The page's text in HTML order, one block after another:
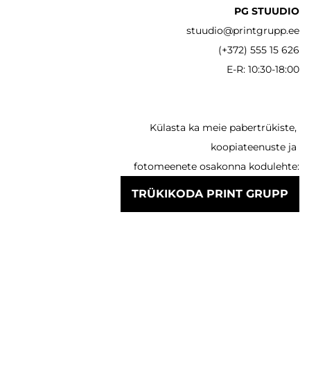
PG STUUDIO
stuudio@printgrupp.ee
(+372) 555 15 626
E-R: 10:30-18:00
Külasta ka meie pabertrükiste,
koopiateenuste ja
fotomeenete osakonna kodulehte:
TRÜKIKODA PRINT GRUPP